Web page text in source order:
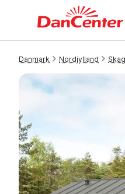
WIZARD MEMBER
Danmark Nordjylland